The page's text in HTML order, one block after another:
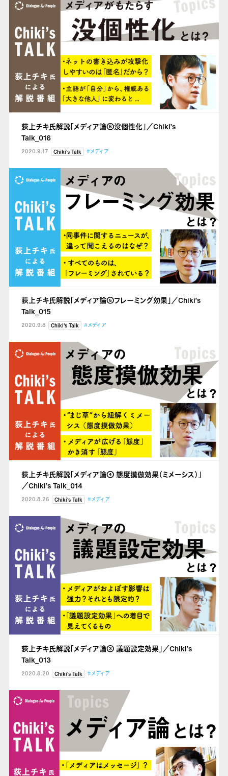
荻上チキ氏解説「メディア論⑥没個性化」／Chiki’s
Talk_016
2020.9.17 Chiki's Talk #メディア
荻上チキ氏解説「メディア論⑤フレーミング効果」／Chiki’s
Talk_015
2020.9.8 Chiki's Talk #メディア
荻上チキ氏解説「メディア論④ 態度摸倣効果（ミメーシス）」
／Chiki’s Talk_014
2020.8.26 Chiki's Talk #メディア
荻上チキ氏解説「メディア論③ 議題設定効果」／Chiki’s
Talk_013
2020.8.20 Chiki's Talk #メディア